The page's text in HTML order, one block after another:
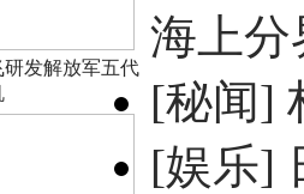
研发解放军五代
海上分
[秘闻]
[娱乐]